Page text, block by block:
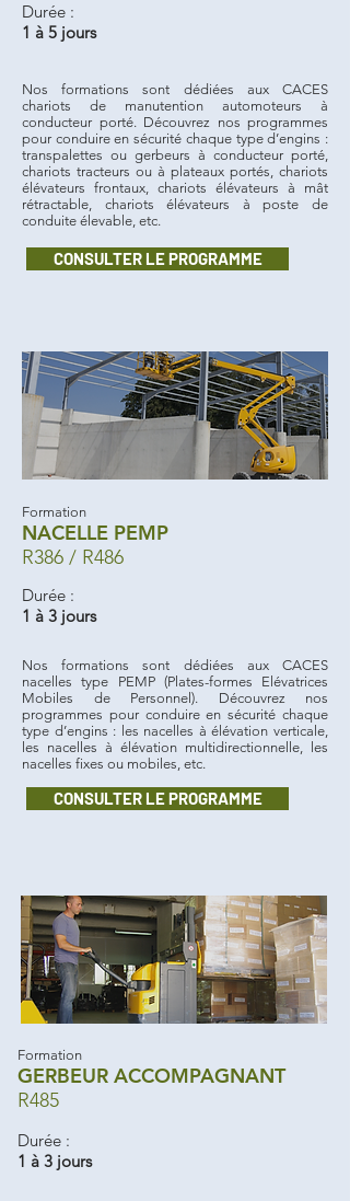
Nos formations sont dédiées aux CACES
chariots de manutention automoteurs à
conducteur porté. Découvrez nos programmes
pour conduire en sécurité chaque type d’engins :
transpalettes ou gerbeurs à conducteur porté,
chariots tracteurs ou à plateaux portés, chariots
élévateurs frontaux, chariots élévateurs à mât
rétractable, chariots élévateurs à poste de
conduite élevable, etc.
CONSULTER LE PROGRAMME
Durée :
1 à 5 jours
CONSULTER LE PROGRAMME
Formation
NACELLE PEMP
R386 / R486
Nos formations sont dédiées aux CACES
nacelles type PEMP (Plates-formes Elévatrices
Mobiles de Personnel). Découvrez nos
programmes pour conduire en sécurité chaque
type d’engins : les nacelles à élévation verticale,
les nacelles à élévation multidirectionnelle, les
nacelles fixes ou mobiles, etc.
Durée :
1 à 3 jours
Formation
GERBEUR ACCOMPAGNANT
R485
Durée :
1 à 3 jours